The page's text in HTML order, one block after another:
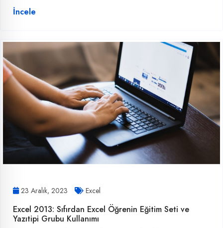
İncele
23 Aralık, 2023 Excel
Excel 2013: Sıfırdan Excel Öğrenin Eğitim Seti ve
Yazıtipi Grubu Kullanımı